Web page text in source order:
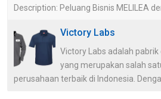
Description: Peluang Bisnis MELILEA
Victory Labs
Victory Labs adalah
yang merupakan salah
perusahaan terbaik di Indonesia.